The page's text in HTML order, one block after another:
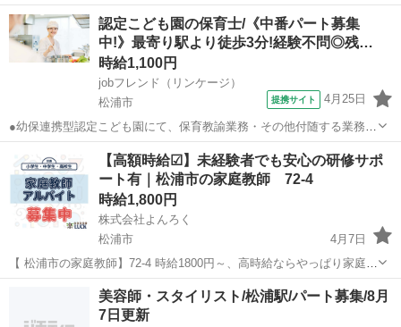
等でのお休みも相談可能ですので、子育て中の方もご安心ください☆
彡●勤務日数は週2日～ご相談OK♪...
認定こども園の保育士/《中番パート募集
中!》最寄り駅より徒歩3分!経験不問◎残…
時給1,100円
jobフレンド（リンケージ）
松浦市
提携サイト 4月25日
●幼保連携型認定こども園にて、保育教諭業務・その他付随する業務に
従事していただきます◎未経験の方もご応募OK！●お子様の学校行事
等でのお休みも相談可能ですので、子育て中の方もご安心ください☆
彡●勤務日数は週2日～ご相談OK♪...
保育士
【高額時給☑】未経験者でも安心の研修サポ
ート有｜松浦市の家庭教師 72-4
時給1,800円
株式会社よんろく
松浦市
4月7日
【 松浦市の家庭教師】72-4 時給1800円～、高時給ならやっぱり家庭教
師📕 短期、週1×1h～OK!未経験でも問題なし サポート体制バッチリ!
まずはご登録を🔎 今、人気上昇中の家庭教師グループです 一緒にや...
松浦市 家庭教師 時給
美容師・スタイリスト/松浦駅/パート募集/8月
7日更新